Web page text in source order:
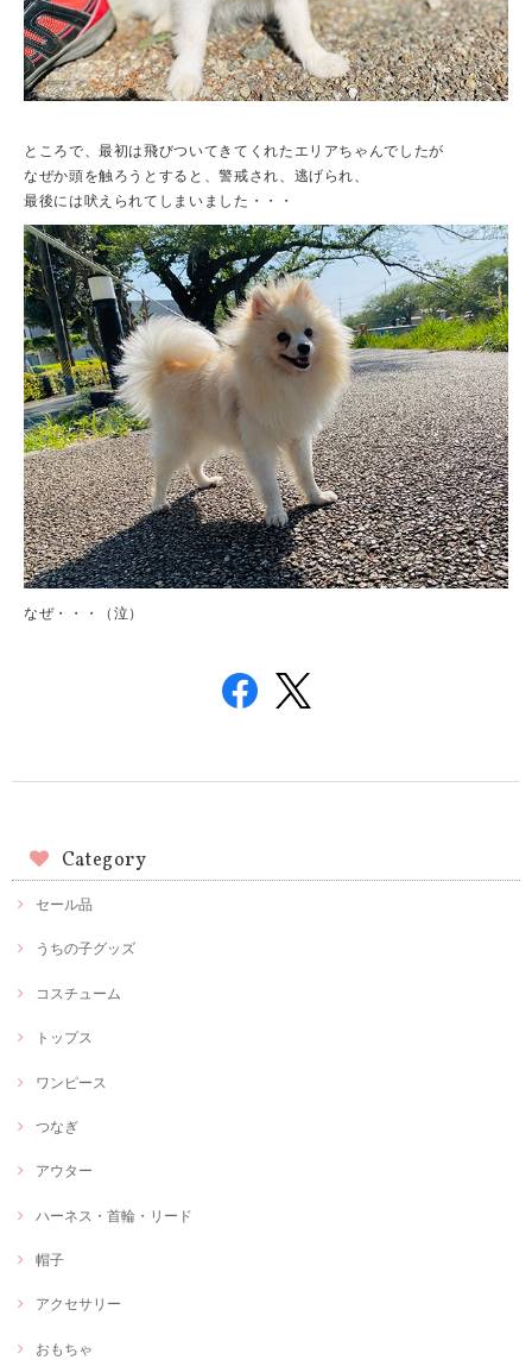
ところで、最初は飛びついてきてくれたエリアちゃんでしたが
なぜか頭を触ろうとすると、警戒され、逃げられ、
最後には吠えられてしまいました・・・
なぜ・・・（泣）
Category
セール品
うちの子グッズ
コスチューム
トップス
ワンピース
つなぎ
アウター
ハーネス・首輪・リード
帽子
アクセサリー
おもちゃ